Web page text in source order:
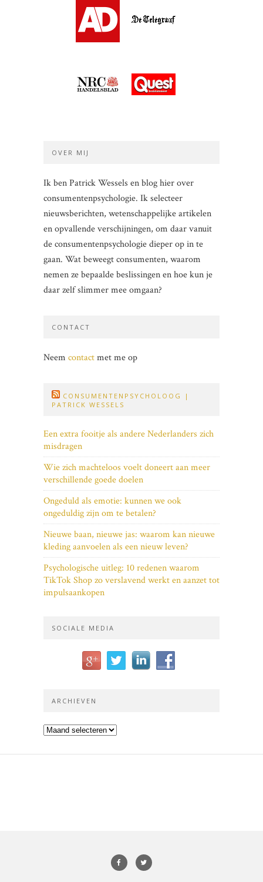
OVER MIJ
Ik ben Patrick Wessels en blog hier over
consumentenpsychologie. Ik selecteer
nieuwsberichten, wetenschappelijke artikelen
en opvallende verschijningen, om daar vanuit
de consumentenpsychologie dieper op in te
gaan. Wat beweegt consumenten, waarom
nemen ze bepaalde beslissingen en hoe kun je
daar zelf slimmer mee omgaan?
CONTACT
Neem contactmet me op
CONSUMENTENPSYCHOLOOG |
PATRICK WESSELS
Een extra fooitje als andere Nederlanders zich
misdragen
Wie zich machteloos voelt doneert aan meer
verschillende goede doelen
Ongeduld als emotie: kunnen we ook
ongeduldig zijn om te betalen?
Nieuwe baan, nieuwe jas: waarom kan nieuwe
kleding aanvoelen als een nieuw leven?
Psychologische uitleg: 10 redenen waarom
TikTok Shop zo verslavend werkt en aanzet tot
impulsaankopen
SOCIALE MEDIA
ARCHIEVEN
Archieven